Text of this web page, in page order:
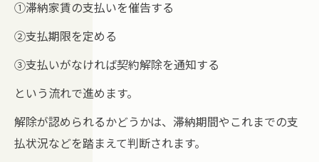
①滞納家賃の支払いを催告する
②支払期限を定める
③支払いがなければ契約解除を通知する
という流れで進めます。
解除が認められるかどうかは、滞納期間やこれまでの支
払状況などを踏まえて判断されます。